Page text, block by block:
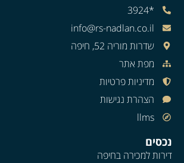
*3924
info@rs-nadlan.co.il
שדרות מוריה 52, חיפה
מפת אתר
מדיניות פרטיות
הצהרת נגישות
llms
נכסים
דירות למכירה בחיפה